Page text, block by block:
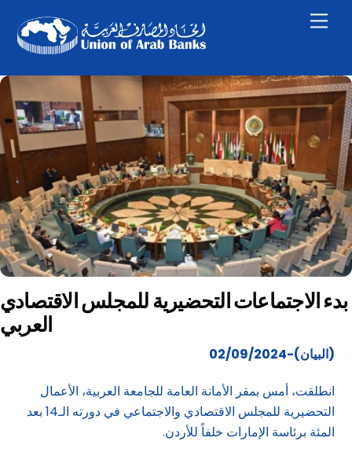
content
بدء الاجتماعات التحضيرية للمجلس الاقتصادي
العربي
(البيان)-02/09/2024
انطلقت، أمس بمقر الأمانة العامة للجامعة العربية، الأعمال
التحضيرية للمجلس الاقتصادي والاجتماعي في دورته الـ14 بعد
المئة برئاسة الإمارات خلفاً للأردن.